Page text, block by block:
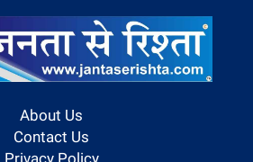
About Us
Contact Us
Privacy Policy